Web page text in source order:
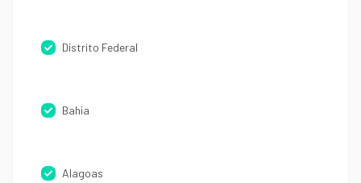
Distrito Federal
Bahia
Alagoas